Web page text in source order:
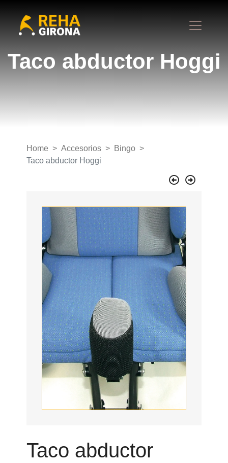
Taco abductor Hoggi
Home Accesorios
Bingo
Taco abductor Hoggi
Taco abductor